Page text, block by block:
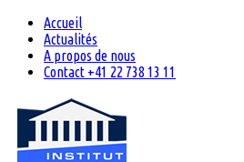
Accueil
Actualités
A propos de nous
Contact +41 22 738 13 11